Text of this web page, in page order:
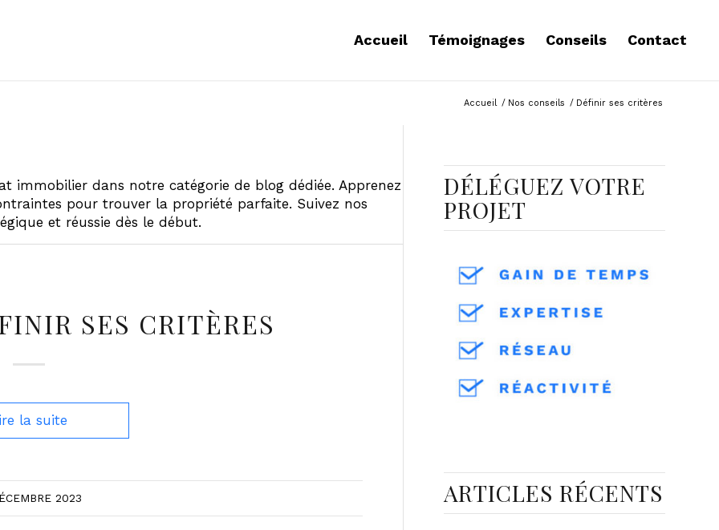
Accueil Témoignages Conseils Contact
Accueil / Nos conseils / Définir ses critères
immobilier dans notre catégorie de blog dédiée. Apprenez
pour trouver la propriété parfaite. Suivez nos
et réussie dès le début.
SES CRITÈRES
la suite
2023
DÉLÉGUEZ VOTRE
PROJET
ARTICLES RÉCENTS